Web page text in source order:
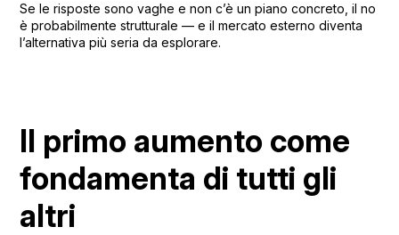
Se le risposte sono vaghe e non c’è un piano concreto, il no
è probabilmente strutturale — e il mercato esterno diventa
l’alternativa più seria da esplorare.
Il primo aumento come
fondamenta di tutti gli
altri